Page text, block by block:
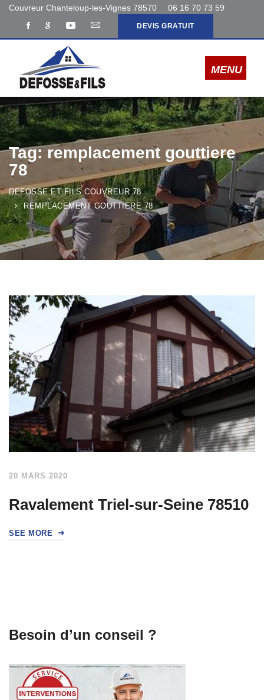
Couvreur Chanteloup-les-Vignes 78570 06 16 70 73 59
DEVIS GRATUIT
Tag: remplacement gouttiere
78
DEFOSSE ET FILS COUVREUR 78
REMPLACEMENT GOUTTIERE 78
20 MARS 2020
Ravalement Triel-sur-Seine 78510
SEE MORE
Besoin d’un conseil ?